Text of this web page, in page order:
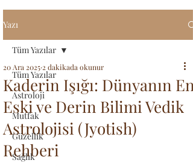
Yazı
Tüm Yazılar
Astroloji
Mutfak
Güzellik
Sağlık
Tüm Yazılar
Kaderin Işığı: Dünyanın En
Eski ve Derin Bilimi Vedik
Astrolojisi (Jyotish)
Rehberi
20 Ara 2025 2 dakikada okunur